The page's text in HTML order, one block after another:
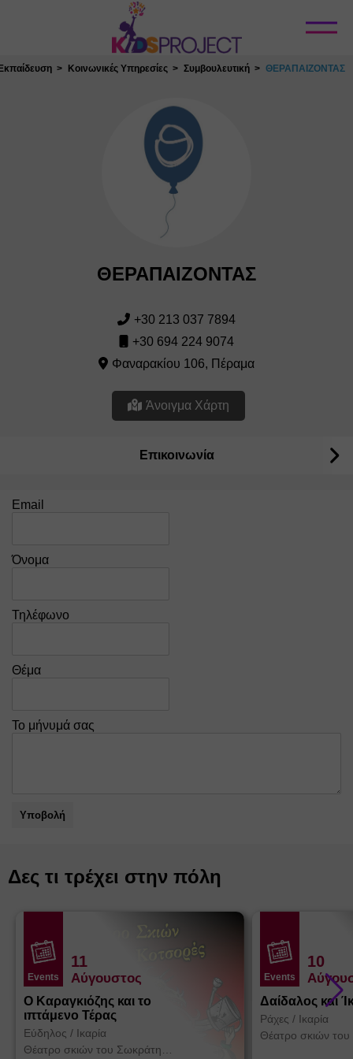
Κλείσιμο
Κοινωνικές Υπηρεσίες Συμβουλευτική ΘΕΡΑΠΑΙΖΟΝΤΑΣ
ΘΕΡΑΠΑΙΖΟΝΤΑΣ
+30 213 037 7894
+30 694 224 9074
Φαναρακίου 106, Πέραμα
Άνοιγμα Χάρτη
Επικοινωνία
Email
Όνομα
Τηλέφωνο
Θέμα
Το μήνυμά σας
Υποβολή
Δες τι τρέχει στην πόλη
Events
11
Αύγουστος
Ο Καραγκιόζης και το
ιπτάμενο Τέρας
Εύδηλος / Ικαρία
Θέατρο σκιών του Σωκράτη
Events
10
Δαίδαλος και
Ράχες / Ικαρία
Θέατρο σκιών